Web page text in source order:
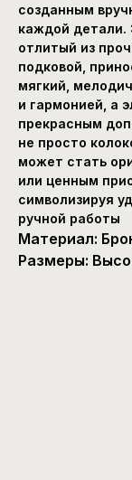
созданным
каждой детали.
отлитый из
подковой,
мягкий,
и гармонией, а
прекрасным
не просто
может стать
или ценным
символизируя
ручной работы
Материал:
Размеры: